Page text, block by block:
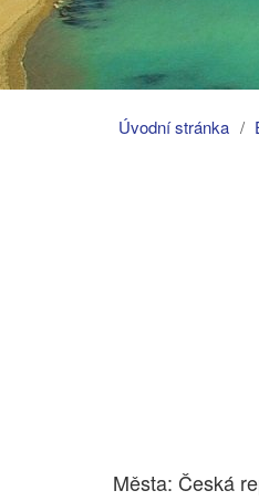
Úvodní stránka
Města: Česká